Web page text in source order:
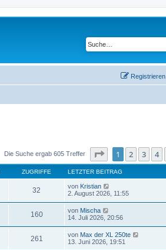
Registrieren
Die Suche ergab 605 Treffer Seite von13
1 2 3 4
ZUGRIFFE LETZTER BEITRAG
32 von Kristian
2. August 2026, 11:55
160 von Mischa
14. Juli 2026, 20:56
261 von Max der XL 250te
13. Juni 2026, 19:51